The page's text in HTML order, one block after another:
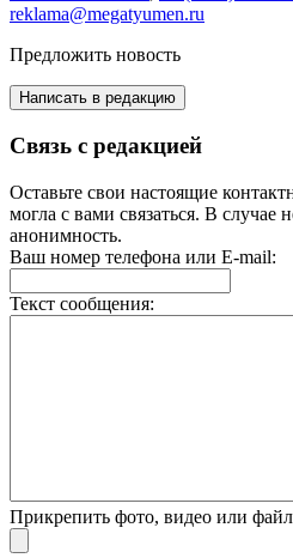
reklama@megatyumen.ru
Предложить новость
Написать в редакцию
Связь с редакцией
Оставьте свои настоящие
могла с вами связаться. В случае
анонимность.
Ваш номер телефона или E-mail:
Текст сообщения:
Прикрепить фото, видео или файл